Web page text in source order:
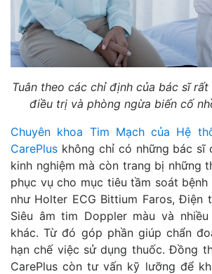
Tuân theo các chỉ định của bác sĩ
điều trị và phòng ngừa biến cố
Chuyên khoa Tim Mạch của Hệ
CarePlus không chỉ có những bác sĩ
kinh nghiệm mà còn trang bị những
phục vụ cho mục tiêu tầm soát
như Holter ECG Bittium Faros, Điện
Siêu âm tim Doppler màu và
khác. Từ đó góp phần giúp chẩn
hạn chế việc sử dụng thuốc. Đồng
CarePlus còn tư vấn kỹ lưỡng để